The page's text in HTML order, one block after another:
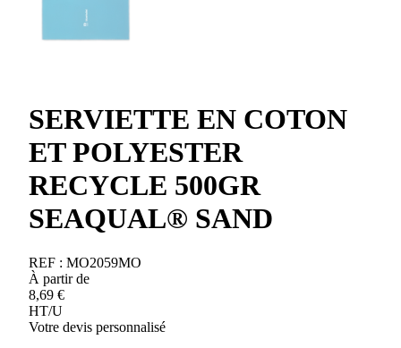
SERVIETTE EN COTON
ET POLYESTER
RECYCLE 500GR
SEAQUAL® SAND
REF : MO2059MO
À partir de
8,69 €
HT/U
Votre devis personnalisé